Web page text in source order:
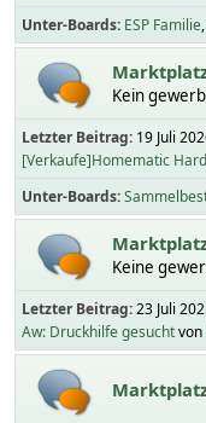
Unter-Boards ESP Familie
Kein
Letzter Beitrag: 19 Juli
[Verkaufe]Homematic
Unter-Boards
Keine
Letzter Beitrag:23 Juli
Aw: Druckhilfe gesuchtvon